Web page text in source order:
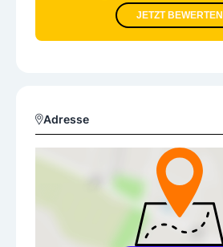
JETZT BEWERTEN
Adresse